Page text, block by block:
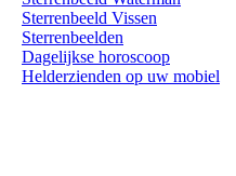
Sterrenbeeld Vissen
Sterrenbeelden
Dagelijkse horoscoop
Helderzienden op uw mobiel